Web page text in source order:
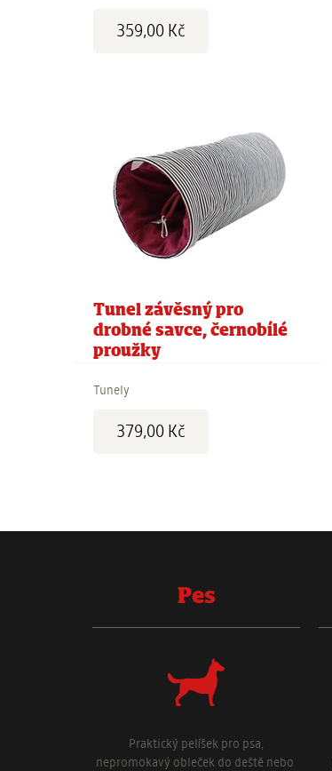
359,00 Kč
Tunel závěsný pro
drobné savce, černobílé
proužky
Tunely
379,00 Kč
Pes
Praktický pelíšek pro psa,
nepromokavý obleček do deště nebo